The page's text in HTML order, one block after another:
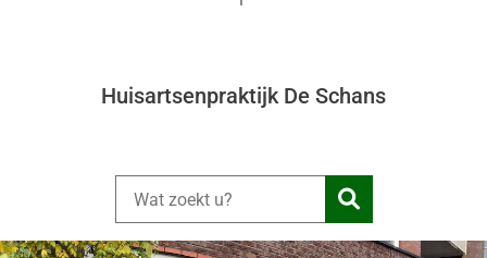
Huisartsenpraktijk De Schans
Zoeken